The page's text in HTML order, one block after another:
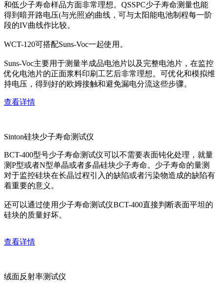
和低少子寿命样品方面非常理想。QSSPC少子寿命测量也能
得到暗开路电压(与光照)的曲线，可与太阳能电池制程每一阶
段的IV曲线作比较。
WCT-120可搭配Suns-Voc一起使用。
Suns-Voc主要用于测量半成品电池片以及完整电池片，在监控
优化电池片的正面浆料印刷工艺后非常理想。可优化和模拟维
持电压，得到好的欧姆接触和避免漏电分流这些步骤。
查看详情
Sinton硅块少子寿命测试仪
BCT-400型号少子寿命测试仪可以不需要表面钝化处理，就量
测P型或者N型单晶或者多晶硅块少子寿命。少子寿命的量测
对于监控硅块在长晶过程引入的缺陷或者污染物造成的缺陷有
着重要的意义。
还可以通过使用少子寿命测试仪BCT-400直接判断表面平坦的
硅块的质量好坏。
查看详情
绒面反射率测试仪